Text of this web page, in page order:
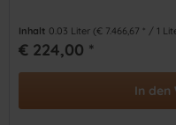
Inhalt 0.03 Liter (€ 7.466,67 * / 1
€ 224,00 *
In den